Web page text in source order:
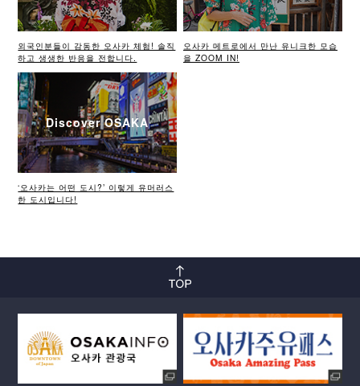
외국인분들이 감동한 오사카 체험! 솔직
하고 생생한 반응을 전합니다.
오사카 메트로에서 만난 유니크한 모습
을 ZOOM IN!
Discover OSAKA
‘오사카는 어떤 도시?’ 이렇게 유머러스
한 도시입니다!